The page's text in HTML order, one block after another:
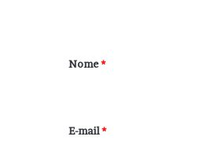
r
*
Nome*
E-mail*